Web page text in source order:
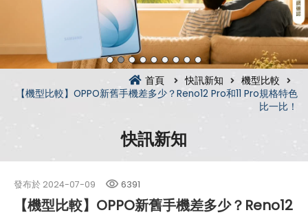
首頁 快訊新知
機型比較
【機型比較】OPPO新舊手機差多少？Reno12 Pro和11 Pro規格特色
比一比！
快訊新知
發布於 2024-07-09 6391
【機型比較】OPPO新舊手機差多少？Reno12